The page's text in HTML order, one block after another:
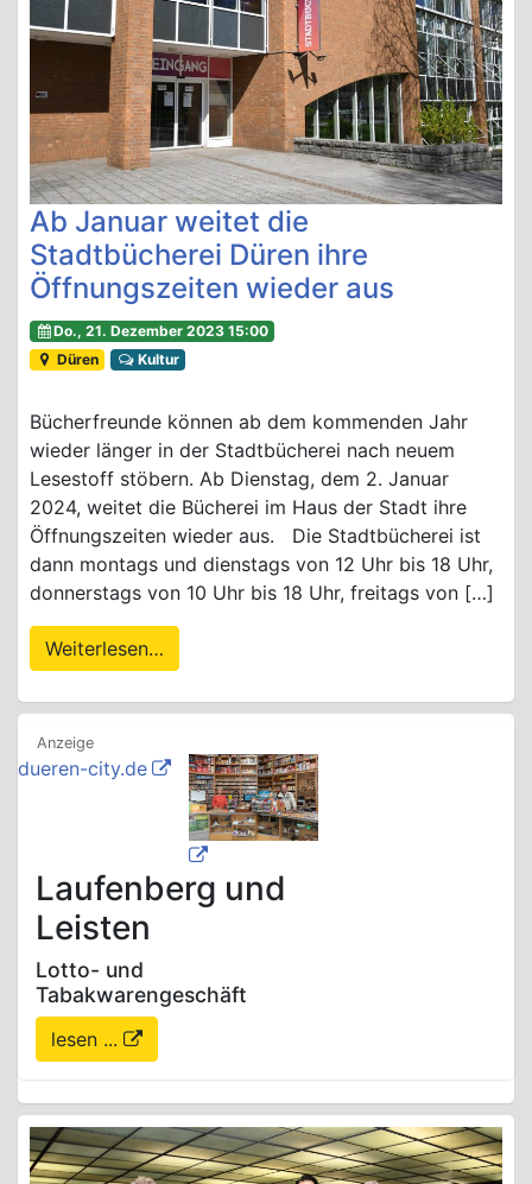
Ab Januar weitet die
Stadtbücherei Düren ihre
Öffnungszeiten wieder aus
Do., 21. Dezember 2023 15:00
Düren
Kultur
Bücherfreunde können ab dem kommenden Jahr
wieder länger in der Stadtbücherei nach neuem
Lesestoff stöbern. Ab Dienstag, dem 2. Januar
2024, weitet die Bücherei im Haus der Stadt ihre
Öffnungszeiten wieder aus. Die Stadtbücherei ist
dann montags und dienstags von 12 Uhr bis 18 Uhr,
donnerstags von 10 Uhr bis 18 Uhr, freitags von […]
Weiterlesen…
dueren-city.de
Laufenberg und
Leisten
Lotto- und
Tabakwarengeschäft
lesen ...